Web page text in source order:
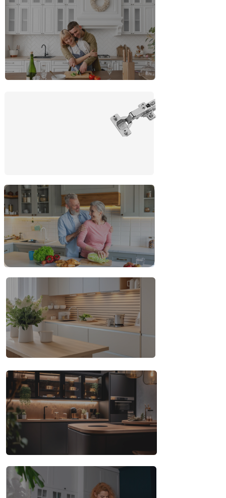
Выбрать
Скидка новоселам 10%
Выбрать
Скидка пенсионерам 10%
Фурнитура с доводчиками
Стеновая панель в подарок!
Egger по цене ДСП
Добрый день! Очень долго искали фабрику и
переживали, что наткнемся на
недобросовестных исполнителей. Обратились